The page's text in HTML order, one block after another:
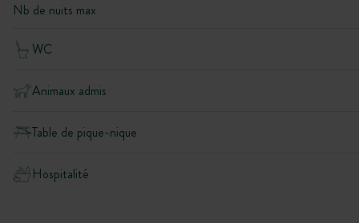
Nb de nuits max
WC
Animaux admis
Table de pique-nique
Hospitalité